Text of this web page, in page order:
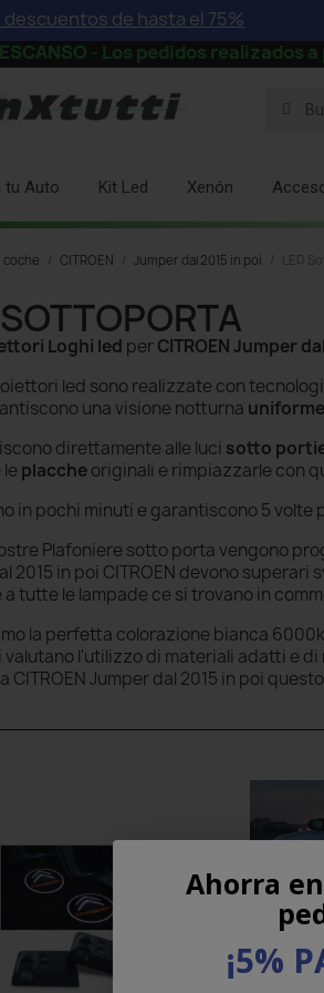
de hasta el 75%
- Los pedidos realizados a
tu Auto Kit Led Xenón
coche CITROEN Jumper dal 2015 in poi LED
Loghi led perCITROEN Jumper
led sono realizzate con
una visione notturna uniforme
direttamente alle luci sotto
placcheoriginali e rimpiazzarle con
in pochi minuti e garantiscono 5
Plafoniere sotto porta vengono
2015 in poi CITROEN devono
tutte le lampade ce si trovano in
la perfetta colorazione bianca
l'utilizzo di materiali adatti e
CITROEN Jumper dal 2015 in poi
Ahorra
¡5%